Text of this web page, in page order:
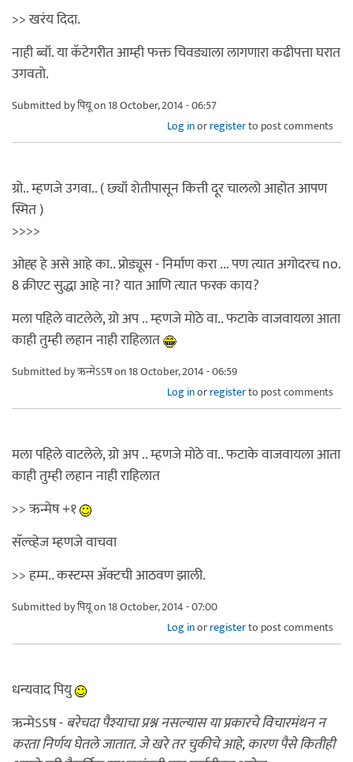
>> खरंय दिदा.
नाही ब्वॉ. या कॅटेगरीत आम्ही फक्त चिवड्याला लागणारा कढीपत्ता घरात
उगवतो.
Submitted byपियूon 18 October, 2014 - 06:57
Log inorregisterto post comments
ग्रो.. म्हणजे उगवा.. ( छ्यॉ शेतीपासून कित्ती दूर चाललो आहोत आपण
स्मित )
>>>>
ओह्ह हे असे आहे का.. प्रोड्यूस - निर्माण करा ... पण त्यात अगोदरच no.
8 क्रीएट सुद्धा आहे ना? यात आणि त्यात फरक काय?
मला पहिले वाटलेले, ग्रो अप .. म्हणजे मोठे वा.. फटाके वाजवायला आता
काही तुम्ही लहान नाही राहिलात
Submitted byऋन्मेऽऽषon 18 October, 2014 - 06:59
Log inorregisterto post comments
मला पहिले वाटलेले, ग्रो अप .. म्हणजे मोठे वा.. फटाके वाजवायला आता
काही तुम्ही लहान नाही राहिलात
>> ऋन्मेष +१
सॅल्व्हेज म्हणजे वाचवा
>> हम्म.. कस्टम्स अ‍ॅक्टची आठवण झाली.
Submitted byपियूon 18 October, 2014 - 07:00
Log inorregisterto post comments
धन्यवाद पियु
ऋन्मेऽऽष - बरेचदा पैश्याचा प्रश्न नसल्यास या प्रकारचे विचारमंथन न
करता निर्णय घेतले जातात. जे खरे तर चुकीचे आहे, कारण पैसे कितीही